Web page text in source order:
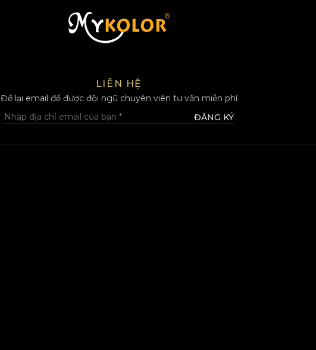
MYKOLOR
LIÊN HỆ
Để lại email để được đội ngũ chuyên viên tư vấn miễn phí
ĐĂNG KÝ